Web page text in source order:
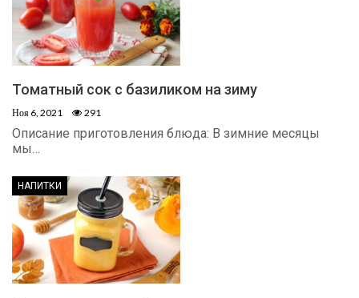
Томатный сок с базиликом на зиму
Ноя 6, 2021 291
Описание приготовления блюда: В зимние месяцы
мы…
НАПИТКИ